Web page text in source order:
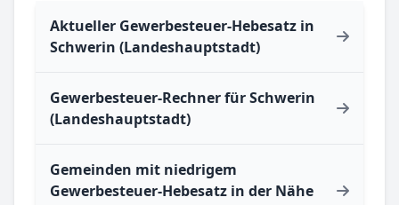
Aktueller Gewerbesteuer-Hebesatz in
Schwerin (Landeshauptstadt)
Gewerbesteuer-Rechner für Schwerin
(Landeshauptstadt)
Gemeinden mit niedrigem
Gewerbesteuer-Hebesatz in der Nähe